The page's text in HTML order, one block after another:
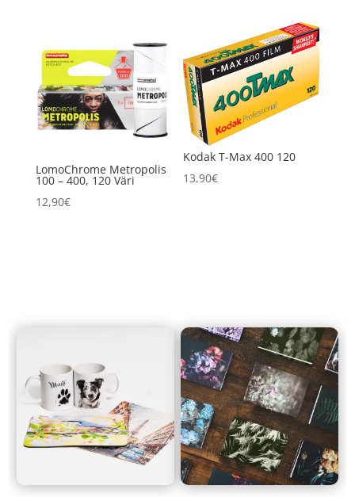
LomoChrome Metropolis
100 – 400, 120 Väri
12,90€
Kodak T-Max 400 120
13,90€